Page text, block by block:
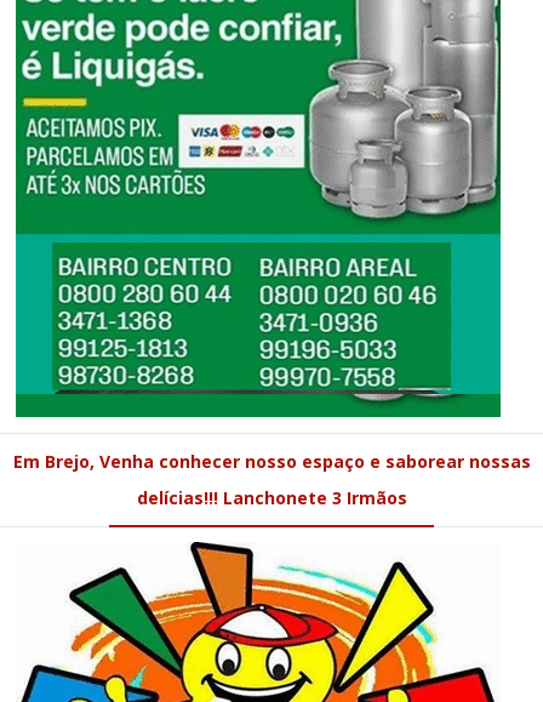
Em Brejo, Venha conhecer nosso espaço e saborear nossas
delícias!!! Lanchonete 3 Irmãos